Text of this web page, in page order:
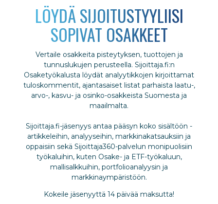
LÖYDÄ SIJOITUSTYYLIISI
SOPIVAT OSAKKEET
Vertaile osakkeita pisteytyksen, tuottojen ja
tunnuslukujen perusteella. Sijoittaja.fi:n
Osaketyökalusta löydät analyytikkojen kirjoittamat
tuloskommentit, ajantasaiset listat parhaista laatu-,
arvo-, kasvu- ja osinko-osakkeista Suomesta ja
maailmalta.
Sijoittaja.fi-jäsenyys antaa pääsyn koko sisältöön -
artikkeleihin, analyyseihin, markkinakatsauksiin ja
oppaisiin sekä Sijoittaja360-palvelun monipuolisiin
työkaluihin, kuten Osake- ja ETF-työkaluun,
mallisalkkuihin, portfolioanalyysin ja
markkinaympäristöön.
Kokeile jäsenyyttä 14 päivää maksutta!